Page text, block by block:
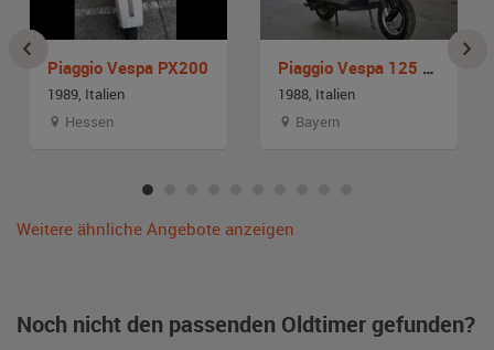
Piaggio Vespa PX200
1989, Italien
Hessen
Piaggio Vespa 125 T5
1988, Italien
Bayern
Weitere ähnliche Angebote anzeigen
Noch nicht den passenden Oldtimer gefunden?